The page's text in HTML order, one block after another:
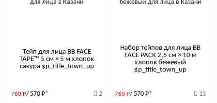
Тейп для лица BB FACE
TAPE™ 5 см × 5 м хлопок
сакура $р_title_town_up
760 Р/ 570 Р* 2
Набор тейпов для лица BB
FACE PACK 2,5 см × 10 м
хлопок бежевый
$р_title_town_up
760 Р/ 570 Р* 13